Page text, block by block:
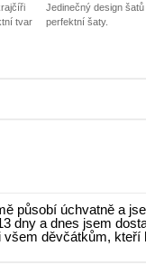
tvar
Jedinečný design
perfektní šaty.
působí úchvatně a
dny a dnes jsem
všem děvčátkům, kteří